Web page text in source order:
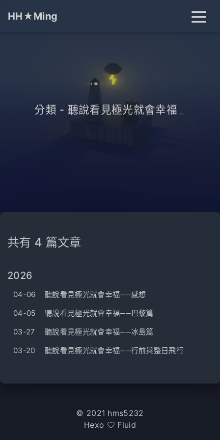
HH★Ming
標籤 關於
分類 - 聽說看見極光就會幸福
共有 4 篇文章
2026
04-06
聽說看見極光就會幸福──感想
04-05
聽說看見極光就會幸福──巴黎篇
03-27
聽說看見極光就會幸福──冰島篇
03-20
聽說看見極光就會幸福──行前與整日飛行
© 2021 hms5232
Hexo
Fluid